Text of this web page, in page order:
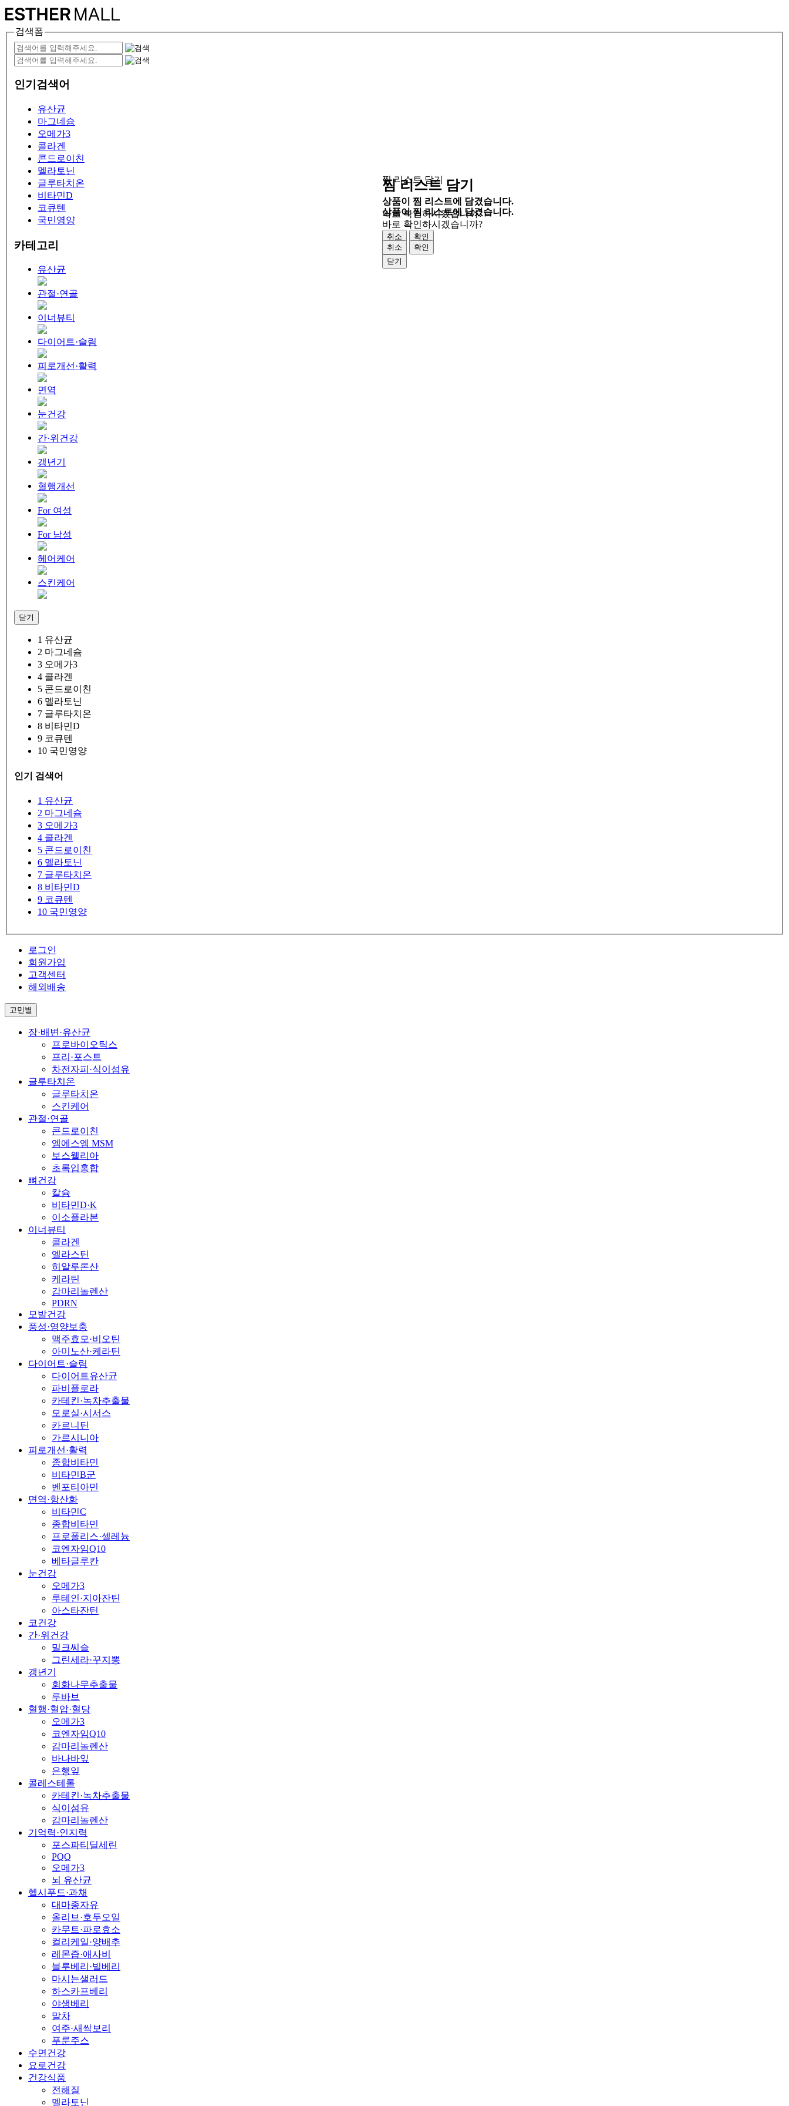
검색폼
인기검색어
유산균
마그네슘
오메가3
콜라겐
콘드로이친
멜라토닌
글루타치온
비타민D
코큐텐
국민영양
카테고리
유산균
관절·연골
이너뷰티
다이어트·슬림
피로개선·활력
면역
눈건강
간·위건강
갱년기
혈행개선
For 여성
For 남성
헤어케어
스킨케어
닫기
1 유산균
2 마그네슘
3 오메가3
4 콜라겐
5 콘드로이친
6 멜라토닌
7 글루타치온
8 비타민D
9 코큐텐
10 국민영양
인기 검색어
1 유산균
2 마그네슘
3 오메가3
4 콜라겐
5 콘드로이친
6 멜라토닌
7 글루타치온
8 비타민D
9 코큐텐
10 국민영양
로그인
회원가입
고객센터
해외배송
고민별
장·배변·유산균
프로바이오틱스
프리·포스트
차전자피·식이섬유
글루타치온
글루타치온
스킨케어
관절·연골
콘드로이친
엠에스엠 MSM
보스웰리아
초록입홍합
뼈건강
칼슘
비타민D·K
이소플라본
이너뷰티
콜라겐
엘라스틴
히알루론산
케라틴
감마리놀렌산
PDRN
모발건강
풍성·영양보충
맥주효모·비오틴
아미노산·케라틴
다이어트·슬림
다이어트유산균
파비플로라
카테킨·녹차추출물
모로실·시서스
카르니틴
가르시니아
피로개선·활력
종합비타민
비타민B군
벤포티아민
면역·항산화
비타민C
종합비타민
프로폴리스·셀레늄
코엔자임Q10
베타글루칸
눈건강
오메가3
루테인·지아잔틴
아스타잔틴
코건강
간·위건강
밀크씨슬
그린세라·꾸지뽕
갱년기
회화나무추출물
루바브
혈행·혈압·혈당
오메가3
코엔자임Q10
감마리놀렌산
바나바잎
은행잎
콜레스테롤
카테킨·녹차추출물
식이섬유
감마리놀렌산
기억력·인지력
포스파티딜세린
PQQ
오메가3
뇌 유산균
헬시푸드·과채
대마종자유
올리브·호두오일
카무트·파로효소
컬리케일·양배추
레몬즙·애사비
블루베리·빌베리
마시는샐러드
하스카프베리
야생베리
말차
여주·새싹보리
푸룬주스
수면건강
요로건강
건강식품
전해질
멜라토닌
찜 리스트 담기
상품이 찜 리스트에 담겼습니다.
바로 확인하시겠습니까?
취소
확인
닫기
찜 리스트 담기
상품이 찜 리스트에 담겼습니다.
바로 확인하시겠습니까?
취소
확인
닫기